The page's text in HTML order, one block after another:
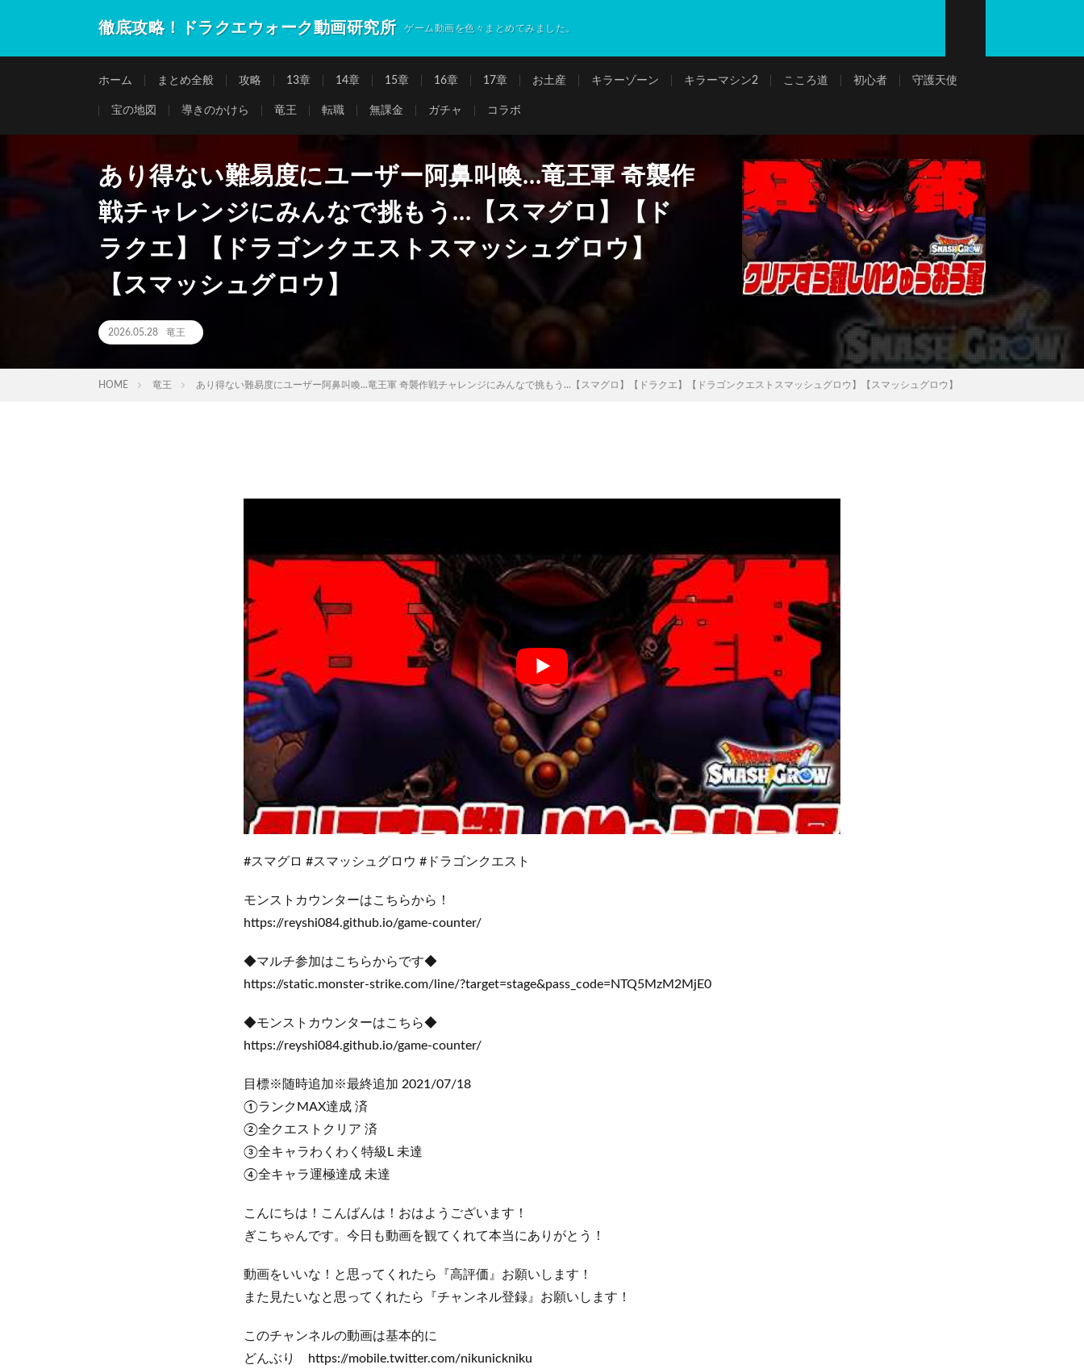
徹底攻略！ドラクエウォーク動画研究所 ゲーム動画を色々まとめてみました。
ホーム まとめ全般 攻略 13章 14章 15章 16章 17章 お土産 キラーゾーン キラーマシン2 こころ道 初心者 守護天使
宝の地図 導きのかけら 竜王 転職 無課金 ガチャ コラボ
あり得ない難易度にユーザー阿鼻叫喚…竜王軍 奇襲作
戦チャレンジにみんなで挑もう…【スマグロ】【ド
ラクエ】【ドラゴンクエストスマッシュグロウ】
【スマッシュグロウ】
2026.05.28 竜王
HOME 竜王 あり得ない難易度にユーザー阿鼻叫喚...竜王軍 奇襲作戦チャレンジにみんなで挑もう...【スマグロ】【ドラクエ】【ドラゴンクエストスマッシュグロウ】【スマッシュグロウ】
#スマグロ #スマッシュグロウ #ドラゴンクエスト
モンストカウンターはこちらから！
https://reyshi084.github.io/game-counter/
◆マルチ参加はこちらからです◆
https://static.monster-strike.com/line/?target=stage&pass_code=NTQ5MzM2MjE0
◆モンストカウンターはこちら◆
https://reyshi084.github.io/game-counter/
目標※随時追加※最終追加 2021/07/18
①ランクMAX達成 済
②全クエストクリア 済
③全キャラわくわく特級L 未達
④全キャラ運極達成 未達
こんにちは！こんばんは！おはようございます！
ぎこちゃんです。今日も動画を観てくれて本当にありがとう！
動画をいいな！と思ってくれたら『高評価』お願いします！
また見たいなと思ってくれたら『チャンネル登録』お願いします！
このチャンネルの動画は基本的に
どんぶり https://mobile.twitter.com/nikunickniku